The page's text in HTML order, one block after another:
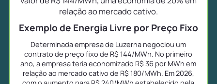
relação ao mercado cativo.
Exemplo de Energia Livre por Preço Fixo
Determinada empresa de Luzerna negociou um
contrato de preço fixo de R$ 144/MWh. No primeiro
ano, a empresa teria economizado R$ 36 por MWh em
relação ao mercado cativo de R$ 180/MWh. Em 2026,